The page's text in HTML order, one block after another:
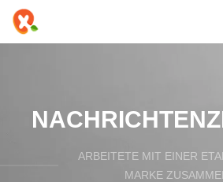
ARBEITETE MIT EINER
MARKE